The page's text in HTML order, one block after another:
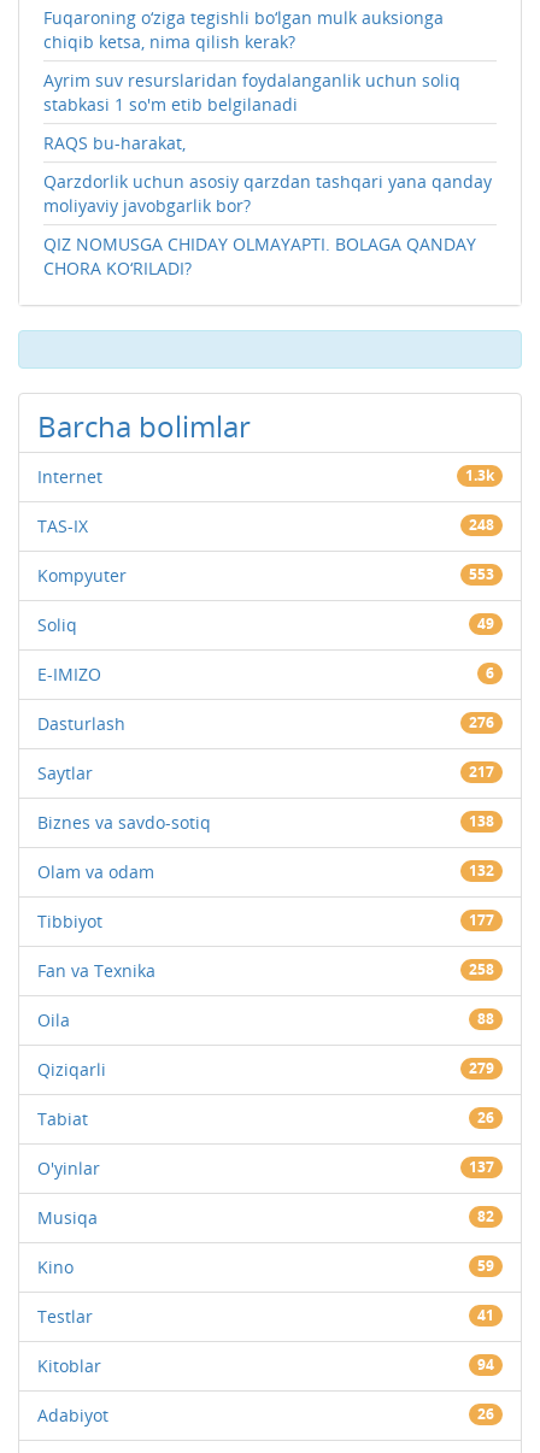
Fuqaroning o‘ziga tegishli bo‘lgan mulk auksionga
chiqib ketsa, nima qilish kerak?
Ayrim suv resurslaridan foydalanganlik uchun soliq
stabkasi 1 so'm etib belgilanadi
RAQS bu-harakat,
Qarzdorlik uchun asosiy qarzdan tashqari yana qanday
moliyaviy javobgarlik bor?
QIZ NOMUSGA CHIDAY OLMAYAPTI. BOLAGA QANDAY
CHORA KO‘RILADI?
Barcha bolimlar
Internet 1.3k
TAS-IX 248
Kompyuter 553
Soliq 49
E-IMIZO 6
Dasturlash 276
Saytlar 217
Biznes va savdo-sotiq 138
Olam va odam 132
Tibbiyot 177
Fan va Texnika 258
Oila 88
Qiziqarli 279
Tabiat 26
O'yinlar 137
Musiqa 82
Kino 59
Testlar 41
Kitoblar 94
Adabiyot 26